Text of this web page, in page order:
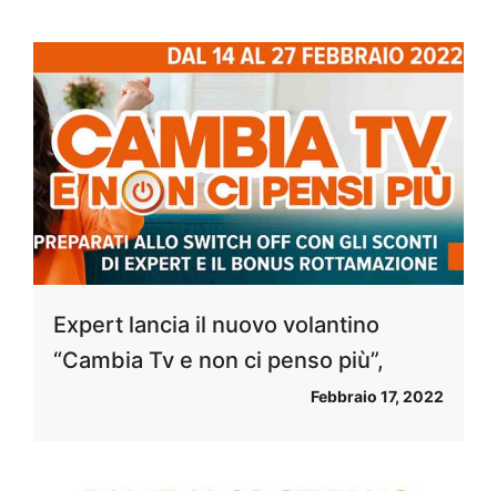
Expert lancia il nuovo volantino
“Cambia Tv e non ci penso più”,
Febbraio 17, 2022